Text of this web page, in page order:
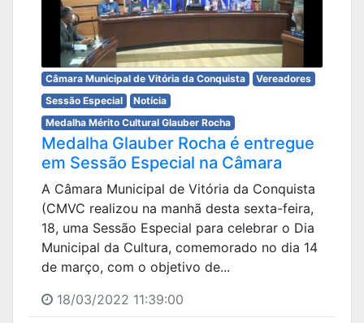
Câmara Municipal de Vitória da Conquista
Vereadores
Sessão Especial
Notícia
Medalha Mérito Cultural Glauber Rocha
Medalha Glauber Rocha é entregue
em Sessão Especial na Câmara
A Câmara Municipal de Vitória da Conquista
(CMVC realizou na manhã desta sexta-feira,
18, uma Sessão Especial para celebrar o Dia
Municipal da Cultura, comemorado no dia 14
de março, com o objetivo de...
18/03/2022 11:39:00